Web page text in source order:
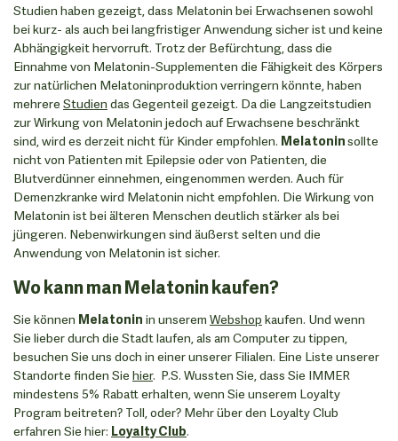
Studien haben gezeigt, dass Melatonin bei Erwachsenen sowohl
bei kurz- als auch bei langfristiger Anwendung sicher ist und keine
Abhängigkeit hervorruft. Trotz der Befürchtung, dass die
Einnahme von Melatonin-Supplementen die Fähigkeit des Körpers
zur natürlichen Melatoninproduktion verringern könnte, haben
mehrere Studien das Gegenteil gezeigt. Da die Langzeitstudien
zur Wirkung von Melatonin jedoch auf Erwachsene beschränkt
sind, wird es derzeit nicht für Kinder empfohlen. Melatoninsollte
nicht von Patienten mit Epilepsie oder von Patienten, die
Blutverdünner einnehmen, eingenommen werden. Auch für
Demenzkranke wird Melatonin nicht empfohlen. Die Wirkung von
Melatonin ist bei älteren Menschen deutlich stärker als bei
jüngeren. Nebenwirkungen sind äußerst selten und die
Anwendung von Melatonin ist sicher.
Wo kann man Melatonin kaufen?
Sie können Melatonin in unserem Webshop kaufen. Und wenn
Sie lieber durch die Stadt laufen, als am Computer zu tippen,
besuchen Sie uns doch in einer unserer Filialen. Eine Liste unserer
Standorte finden Sie hier. P.S. Wussten Sie, dass Sie IMMER
mindestens 5% Rabatt erhalten, wenn Sie unserem Loyalty
Program beitreten? Toll, oder? Mehr über den Loyalty Club
erfahren Sie hier: Loyalty Club.